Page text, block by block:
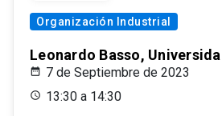
Organización Industrial
Leonardo Basso,
7 de Septiembre de 2023
13:30 a 14:30